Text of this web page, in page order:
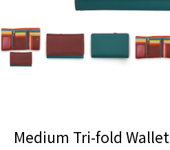
Medium Tri-fold Wallet